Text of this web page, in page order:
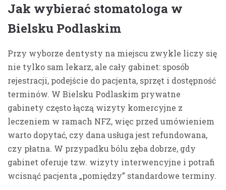
Jak wybierać stomatologa w
Bielsku Podlaskim
Przy wyborze dentysty na miejscu zwykle liczy się
nie tylko sam lekarz, ale cały gabinet: sposób
rejestracji, podejście do pacjenta, sprzęt i dostępność
terminów. W Bielsku Podlaskim prywatne
gabinety często łączą wizyty komercyjne z
leczeniem w ramach NFZ, więc przed umówieniem
warto dopytać, czy dana usługa jest refundowana,
czy płatna. W przypadku bólu zęba dobrze, gdy
gabinet oferuje tzw. wizyty interwencyjne i potrafi
wcisnąć pacjenta „pomiędzy” standardowe terminy.